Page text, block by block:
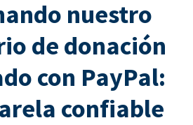
nuestro
de donación
con PayPal:
confiable